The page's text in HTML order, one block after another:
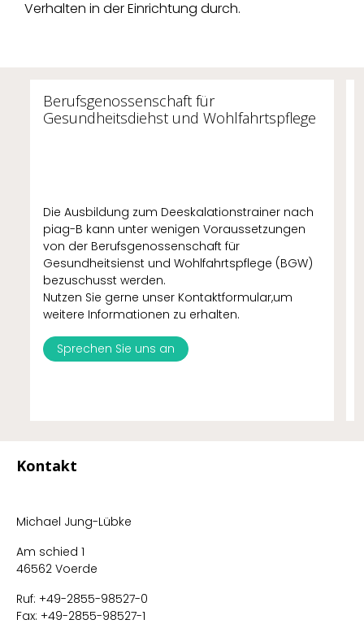
Verhalten in der Einrichtung durch.
Berufsgenossenschaft für
Gesundheitsdiehst und Wohlfahrtspflege
Die Ausbildung zum Deeskalationstrainer nach
piag-B kann unter wenigen Voraussetzungen
von der Berufsgenossenschaft für
Gesundheitsienst und Wohlfahrtspflege (BGW)
bezuschusst werden.
Nutzen Sie gerne unser Kontaktformular,um
weitere Informationen zu erhalten.
Sprechen Sie uns an
Kontakt
Michael Jung-Lübke
Am schied 1
46562 Voerde
Ruf: +49-2855-98527-0
Fax: +49-2855-98527-1